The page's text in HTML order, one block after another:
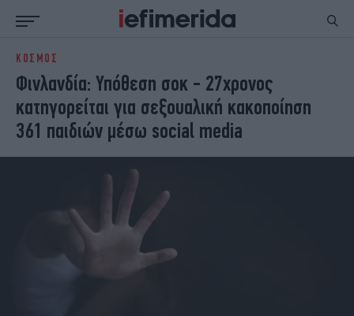
ΕΙΔΗΣΕΙΣ
NON PAPER
ΕΛΛΑΔΑ
ΟΙΚΟΝΟΜΙΑ
ΚΟΣΜΟΣ
ΠΟΛΙΤΙΣΜΟΣ
ΠΑΝΕΛΛΗΝΙΕΣ
ΖΩΗ
ΣΠΟΡ
ΚΟΣΜΟΣ
Φινλανδία: Υπόθεση σοκ - 27χρονος
κατηγορείται για σεξουαλική κακοποίηση
361 παιδιών μέσω social media